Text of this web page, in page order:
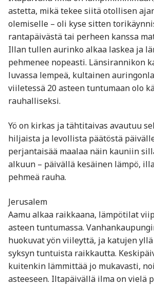
astetta, mikä tekee siitä otollisen
olemiselle – oli kyse sitten
rantapäivästä tai perheen kanssa
Illan tullen aurinko alkaa laskea ja
pehmenee nopeasti. Länsirannikon
luvassa lempeä, kultainen
viiletessä 20 asteen tuntumaan olo
rauhalliseksi.
Yö on kirkas ja tähtitaivas avautuu
hiljaista ja levollista päätöstä
perjantaisää maalaa näin kauniin
alkuun – päivällä kesäinen lämpö,
pehmeä rauha.
Jerusalem
Aamu alkaa raikkaana, lämpötilat
asteen tuntumassa.
huokuvat yön viileyttä, ja katujen
syksyn tuntuista raikkautta.
kuitenkin lämmittää jo mukavasti,
asteeseen. Iltapäivällä ilma on vielä